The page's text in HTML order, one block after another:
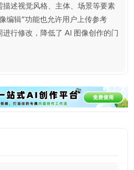
述视觉风格、主体、场景等要素
编辑”功能也允许用户上传参考
行修改，降低了 AI 图像创作的门